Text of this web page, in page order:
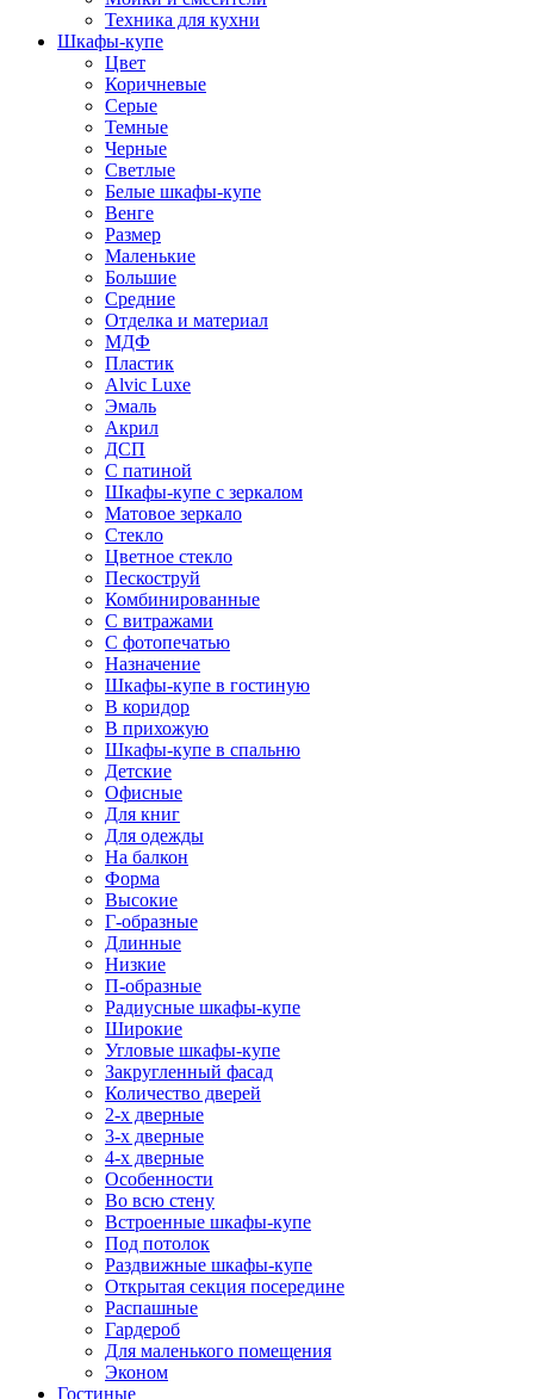
Техника для кухни
Шкафы-купе
Цвет
Коричневые
Серые
Темные
Черные
Светлые
Белые шкафы-купе
Венге
Размер
Маленькие
Большие
Средние
Отделка и материал
МДФ
Пластик
Alvic Luxe
Эмаль
Акрил
ДСП
С патиной
Шкафы-купе с зеркалом
Матовое зеркало
Стекло
Цветное стекло
Пескоструй
Комбинированные
С витражами
С фотопечатью
Назначение
Шкафы-купе в гостиную
В коридор
В прихожую
Шкафы-купе в спальню
Детские
Офисные
Для книг
Для одежды
На балкон
Форма
Высокие
Г-образные
Длинные
Низкие
П-образные
Радиусные шкафы-купе
Широкие
Угловые шкафы-купе
Закругленный фасад
Количество дверей
2-х дверные
3-х дверные
4-х дверные
Особенности
Во всю стену
Встроенные шкафы-купе
Под потолок
Раздвижные шкафы-купе
Открытая секция посередине
Распашные
Гардероб
Для маленького помещения
Эконом
Гостиные